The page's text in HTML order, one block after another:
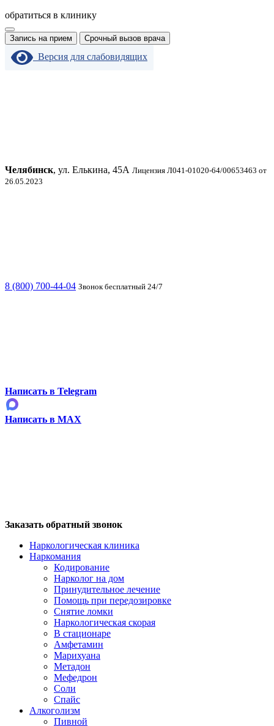
обратиться в клинику
Запись на прием Срочный вызов врача
Версия для слабовидящих
Челябинск, ул. Елькина, 45А Лицензия Л041-01020-64/00653463 от
26.05.2023
8 (800) 700-44-04 Звонок бесплатный 24/7
Написать в Telegram
Написать в MAX
Заказать обратный звонок
Наркологическая клиника
Наркомания
Кодирование
Нарколог на дом
Принудительное лечение
Помощь при передозировке
Снятие ломки
Наркологическая скорая
В стационаре
Амфетамин
Марихуана
Метадон
Мефедрон
Соли
Спайс
Алкоголизм
Пивной